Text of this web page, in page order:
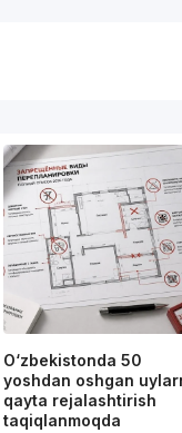
O‘zbekistonda 50
yoshdan oshgan
qayta rejalashtirish
taqiqlanmoqda